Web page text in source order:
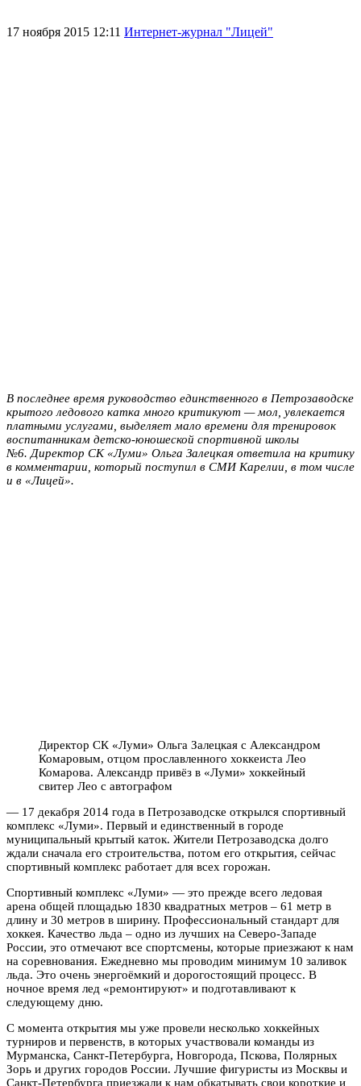
17 ноября 2015 12:11 Интернет-журнал "Лицей"
В последнее время руководство единственного в Петрозаводске
крытого ледового катка много критикуют — мол, увлекается
платными услугами, выделяет мало времени для тренировок
воспитанникам детско-юношеской спортивной школы
№6. Директор СК «Луми» Ольга Залецкая ответила на критику
в комментарии, который поступил в СМИ Карелии, в том числе
и в «Лицей».
Директор СК «Луми» Ольга Залецкая с Александром
Комаровым, отцом прославленного хоккеиста Лео
Комарова. Александр привёз в «Луми» хоккейный
свитер Лео с автографом
— 17 декабря 2014 года в Петрозаводске открылся спортивный
комплекс «Луми». Первый и единственный в городе
муниципальный крытый каток. Жители Петрозаводска долго
ждали сначала его строительства, потом его открытия, сейчас
спортивный комплекс работает для всех горожан.
Спортивный комплекс «Луми» — это прежде всего ледовая
арена общей площадью 1830 квадратных метров – 61 метр в
длину и 30 метров в ширину. Профессиональный стандарт для
хоккея. Качество льда – одно из лучших на Северо-Западе
России, это отмечают все спортсмены, которые приезжают к нам
на соревнования. Ежедневно мы проводим минимум 10 заливок
льда. Это очень энергоёмкий и дорогостоящий процесс. В
ночное время лед «ремонтируют» и подготавливают к
следующему дню.
С момента открытия мы уже провели несколько хоккейных
турниров и первенств, в которых участвовали команды из
Мурманска, Санкт-Петербурга, Новгорода, Пскова, Полярных
Зорь и других городов России. Лучшие фигуристы из Москвы и
Санкт-Петербурга приезжали к нам обкатывать свои короткие и